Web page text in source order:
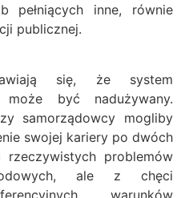
pełniących inne, równie
publicznej.
się, że system
może być nadużywany.
samorządowcy mogliby
swojej kariery po dwóch
problemów
ale z chęci
warunków